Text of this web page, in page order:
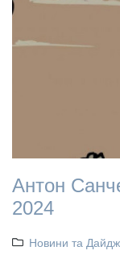
Антон
2024
Новини та